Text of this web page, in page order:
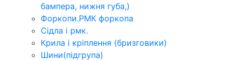
бампера, нижня губа,)
Форкопи.РМК форкопа
Сідла і рмк.
Крила і кріплення (бризговики)
Шини(підгрупа)